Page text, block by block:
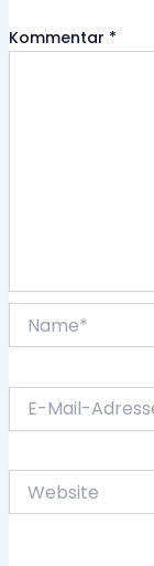
Kommentar *
Mail-
Website